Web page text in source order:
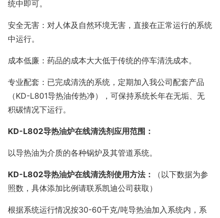
统中即可。
安全无害：对人体及自然环境无害，直接在正常运行的系统
中运行。
成本低廉：药品的成本大大低于传统的停车清洗成本。
专业配套：已完成清洗的系统，定期加入我公司配套产品
（KD-L801导热油传热净），可保持系统长年在无垢、无
积碳情况下运行。
KD-L802导热油炉在线清洗剂应用范围：
以导热油为介质的各种锅炉及其管道系统。
KD-L802导热油炉在线清洗剂使用方法：
（以下数据为参
照数，具体添加比例请联系凯迪公司获取）
根据系统运行情况按30-60千克/吨导热油加入系统内，系